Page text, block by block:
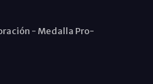
- Medalla Pro-